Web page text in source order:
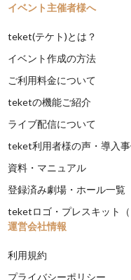
イベント主催者様へ
teket(テケト)とは？
イベント作成の方法
ご利用料金について
teketの機能ご紹介
ライブ配信について
teket利用者様の声・導入
資料・マニュアル
登録済み劇場・ホール一覧
teketロゴ・プレスキット（
運営会社情報
利用規約
プライバシーポリシー